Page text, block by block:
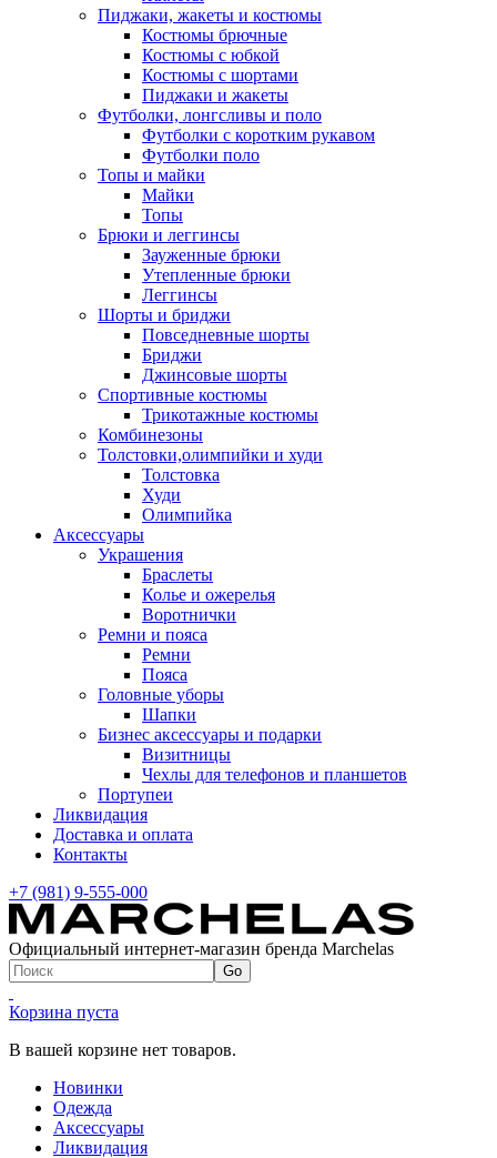
Пиджаки, жакеты и костюмы
Костюмы брючные
Костюмы с юбкой
Костюмы с шортами
Пиджаки и жакеты
Футболки, лонгсливы и поло
Футболки с коротким рукавом
Футболки поло
Топы и майки
Майки
Топы
Брюки и леггинсы
Зауженные брюки
Утепленные брюки
Леггинсы
Шорты и бриджи
Повседневные шорты
Бриджи
Джинсовые шорты
Спортивные костюмы
Трикотажные костюмы
Комбинезоны
Толстовки,олимпийки и худи
Толстовка
Худи
Олимпийка
Аксессуары
Украшения
Браслеты
Колье и ожерелья
Воротнички
Ремни и пояса
Ремни
Пояса
Головные уборы
Шапки
Бизнес аксессуары и подарки
Визитницы
Чехлы для телефонов и планшетов
Портупеи
Ликвидация
Доставка и оплата
Контакты
+7 (981) 9-555-000
Официальный интернет-магазин бренда Marchelas
Корзина пуста
В вашей корзине нет товаров.
Новинки
Одежда
Аксессуары
Ликвидация